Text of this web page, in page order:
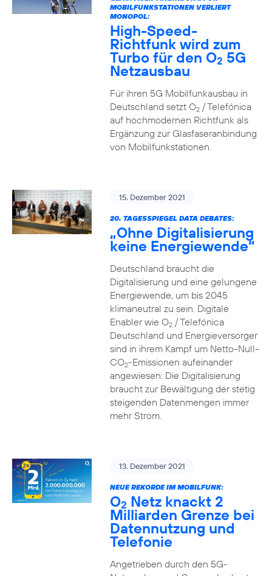
MOBILFUNKSTATIONEN VERLIERT
MONOPOL:
High-Speed-
Richtfunk wird zum
Turbo für den O2 5G
Netzausbau
Für ihren 5G Mobilfunkausbau in
Deutschland setzt O2/ Telefónica
auf hochmodernen Richtfunk als
Ergänzung zur Glasfaseranbindung
von Mobilfunkstationen.
15. Dezember 2021
20. TAGESSPIEGEL DATA DEBATES:
„Ohne Digitalisierung
keine Energiewende“
Deutschland braucht die
Digitalisierung und eine gelungene
Energiewende, um bis 2045
klimaneutral zu sein. Digitale
Enabler wie O2/ Telefónica
Deutschland und Energieversorger
sind in ihrem Kampf um Netto-Null-
CO2-Emissionen aufeinander
angewiesen: Die Digitalisierung
braucht zur Bewältigung der stetig
steigenden Datenmengen immer
mehr Strom.
13. Dezember 2021
NEUE REKORDE IM MOBILFUNK:
O2 Netz knackt 2
Milliarden Grenze bei
Datennutzung und
Telefonie
Angetrieben durch den 5G-